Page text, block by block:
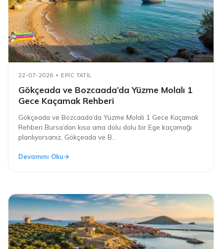
22-07-2026 EPIC TATIL
Gökçeada ve Bozcaada’da Yüzme Molalı 1
Gece Kaçamak Rehberi
Gökçeada ve Bozcaada’da Yüzme Molalı 1 Gece Kaçamak
Rehberi Bursa’dan kısa ama dolu dolu bir Ege kaçamağı
planlıyorsanız, Gökçeada ve B...
Devamını Oku